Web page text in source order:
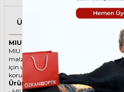
Ürün Açıklaması
MIU MIU 56ZS 5AK09Z 56 Gold
MIU MIU ikonik Geometrik Metal güneş
malzemesi ile göz alıcı bir aksesuar.
için uygun olan bu güneş gözlüğü,
korunmanızı sağlarken, stilinizi de
Ürün Faydaları